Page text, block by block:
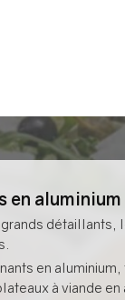
en aluminium
détaillants,
en
à viande